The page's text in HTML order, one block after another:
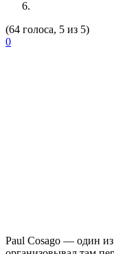
(64 голоса, 5 из 5)
0
Paul Cosago — один из